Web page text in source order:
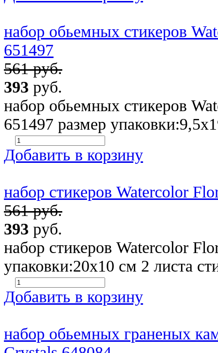
набор обьемных стикеров
651497
561 руб.
393 руб.
набор обьемных стикеров
651497 размер
Добавить в корзину
набор стикеров Watercolor
561 руб.
393 руб.
набор стикеров Watercolor
упаковки:20х10 см 2 листа
Добавить в корзину
набор обьемных граненых